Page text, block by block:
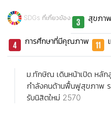
SDGs ที่เกี่ยวข้อง สุขภาพ
การศึกษาที่มีคุณภาพ
ม.ทักษิณ เดินหน้าเปิด หลัก
กำลังคนด้านฟื้นฟูสุขภาพ
รับนิสิตใหม่ 2570